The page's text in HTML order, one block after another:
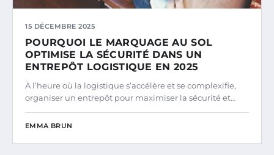
15 DÉCEMBRE 2025
POURQUOI LE MARQUAGE AU SOL
OPTIMISE LA SÉCURITÉ DANS UN
ENTREPÔT LOGISTIQUE EN 2025
À l’heure où la logistique s’accélère et se complexifie,
organiser un entrepôt pour maximiser la sécurité et…
EMMA BRUN